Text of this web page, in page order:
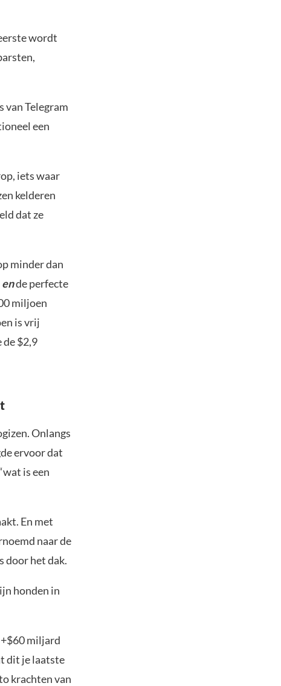
wordt
van Telegram
een
iets waar
kelderen
dat ze
minder dan
ende perfecte
miljoen
is vrij
de $2,9
Onlangs
ervoor dat
is een
En met
naar de
door het dak.
honden in
miljard
dit je laatste
krachten van